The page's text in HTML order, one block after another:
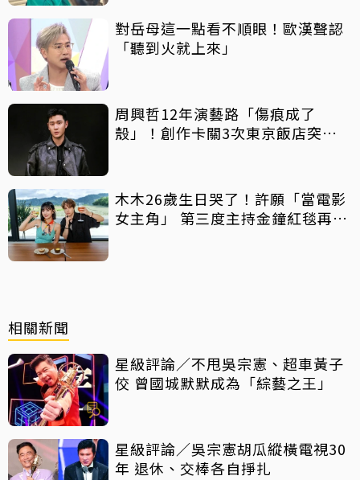
對岳母這一點看不順眼！歐漢聲認
「聽到火就上來」
周興哲12年演藝路「傷痕成了
殼」！創作卡關3次東京飯店突找
木木26歲生日哭了！許願「當電影
女主角」 第三度主持金鐘紅毯再喊
相關新聞
星級評論／不甩吳宗憲、超車黃子
佼 曾國城默默成為「綜藝之王」
星級評論／吳宗憲胡瓜縱橫電視30
年 退休、交棒各自掙扎